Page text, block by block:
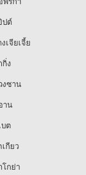
ปต์
เจียเจี้ย
ง
งซาน
าน
ต
กียว
กย่า